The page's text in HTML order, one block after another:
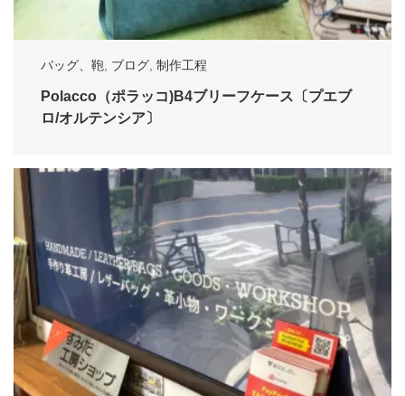
バッグ、鞄, ブログ, 制作工程
Polacco（ポラッコ)B4ブリーフケース〔プエブ
ロ/オルテンシア〕